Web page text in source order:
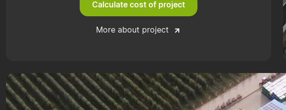
Calculate cost of project
More about project